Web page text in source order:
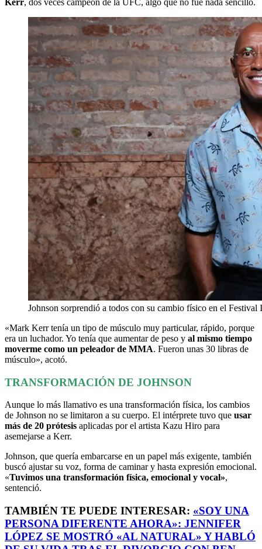
Johnson sorprendió a todos con su cambio físico en el
«Mark Kerr tenía un tipo de músculo muy particular, rápido, porque
era un luchador. Yo tenía que aumentar de peso y al mismo tiempo
moverme como un peleador de MMA. Fueron unas 30 libras de
músculo», acotó.
TRANSFORMACIÓN DE JOHNSON
Aunque lo más llamativo es una transformación física, los cambios
de Johnson no se limitaron a su cuerpo. El intérprete tuvo que usar
más de 20 prótesis aplicadas por el artista Kazu Hiro para
asemejarse a Kerr.
Johnson, que quería embarcarse en un papel más exigente, también
buscó ajustar su voz, forma de caminar y hasta expresión emocional.
«Tuvimos una transformación física, emocional y vocal»,
sentenció.
TAMBIÉN TE PUEDE INTERESAR: «SOY UNA
PERSONA DIFERENTE AHORA»: JENNIFER
LÓPEZ SE MOSTRÓ «AL NATURAL» Y HABLÓ